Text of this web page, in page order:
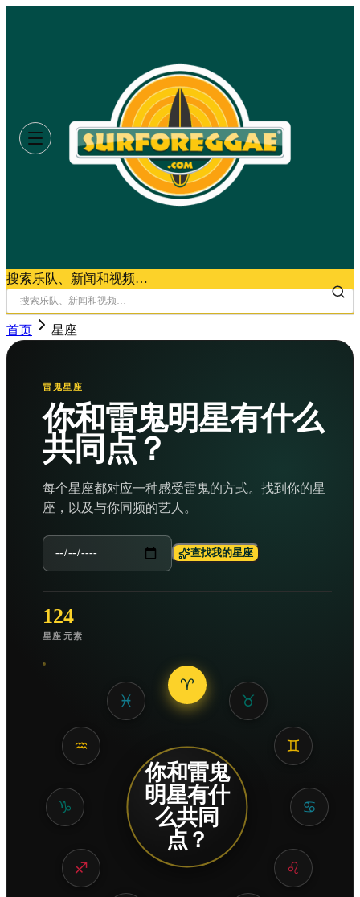
搜索乐队、新闻和视频…
首页 星座
雷鬼星座
你和雷鬼明星有什么
共同点？
每个星座都对应一种感受雷鬼的方式。找到你的星
座，以及与你同频的艺人。
查找我的星座
12
星座
4
元素
你和雷鬼
明星有什
么共同
点？
♈
♉
♊
♋
♌
♐
♑
♒
♓